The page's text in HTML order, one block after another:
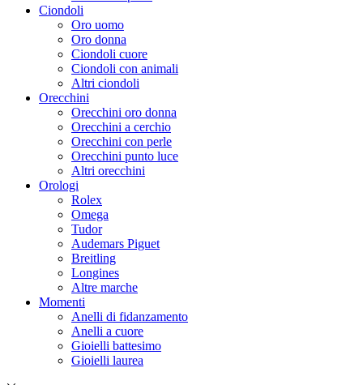
Ciondoli
Oro uomo
Oro donna
Ciondoli cuore
Ciondoli con animali
Altri ciondoli
Orecchini
Orecchini oro donna
Orecchini a cerchio
Orecchini con perle
Orecchini punto luce
Altri orecchini
Orologi
Rolex
Omega
Tudor
Audemars Piguet
Breitling
Longines
Altre marche
Momenti
Anelli di fidanzamento
Anelli a cuore
Gioielli battesimo
Gioielli laurea